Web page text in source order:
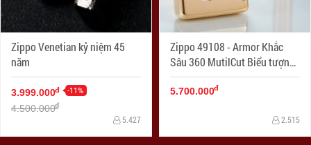
Zippo Venetian kỷ niệm 45
năm
3.999.000đ -11%
4.500.000đ
5.427
Zippo 49108 - Armor Khắc
Sâu 360 MutilCut Biểu tượng
Fleu-De-Lis
5.700.000đ
2.515